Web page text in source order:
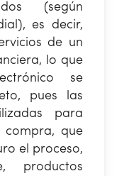
(según
es decir,
de un
lo que
se
pues las
para
que
el proceso,
productos